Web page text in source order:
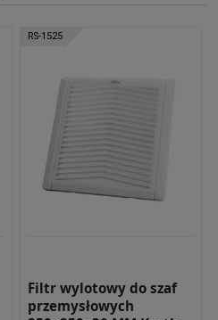
RS-1525
Filtr wylotowy do szaf
przemysłowych